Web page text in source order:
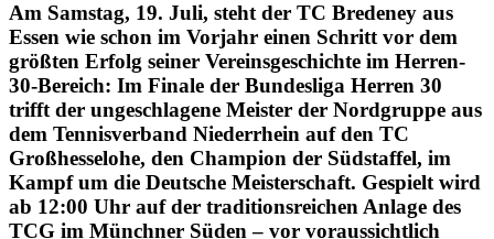
Am Samstag, 19. Juli, steht der TC Bredeney aus
Essen wie schon im Vorjahr einen Schritt vor dem
größten Erfolg seiner Vereinsgeschichte im Herren-
30-Bereich: Im Finale der Bundesliga Herren 30
trifft der ungeschlagene Meister der Nordgruppe aus
dem Tennisverband Niederrhein auf den TC
Großhesselohe, den Champion der Südstaffel, im
Kampf um die Deutsche Meisterschaft. Gespielt wird
ab 12:00 Uhr auf der traditionsreichen Anlage des
TCG im Münchner Süden – vor voraussichtlich